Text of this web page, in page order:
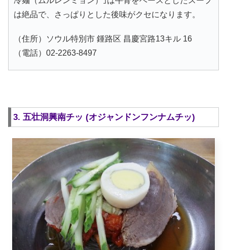
は絶品で、さっぱりとした後味がクセになります。
（住所）ソウル特別市 鍾路区 昌慶宮路13キル 16
（電話）02-2263-8497
3. 五壮洞興南チッ (オジャンドンフンナムチッ)